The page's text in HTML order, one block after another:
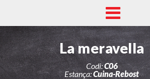
La meravella
Codi:C06
Estança:Cuina-Rebost